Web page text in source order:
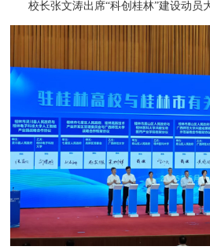
校长张文涛出席“科创桂林”建设动员